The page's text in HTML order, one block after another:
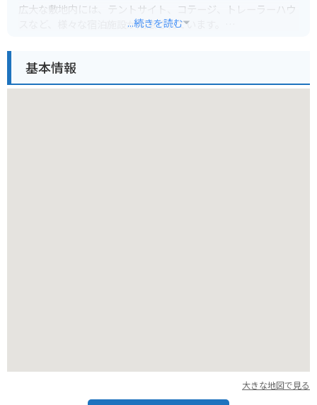
広大な敷地内には、テントサイト、コテージ、トレーラーハウ
スなど、様々な宿泊施設が用意されています。
バイクで行く場合は、東海北陸自動車道の関ICから約30分ほど
...続きを読む
基本情報
大きな地図で見る